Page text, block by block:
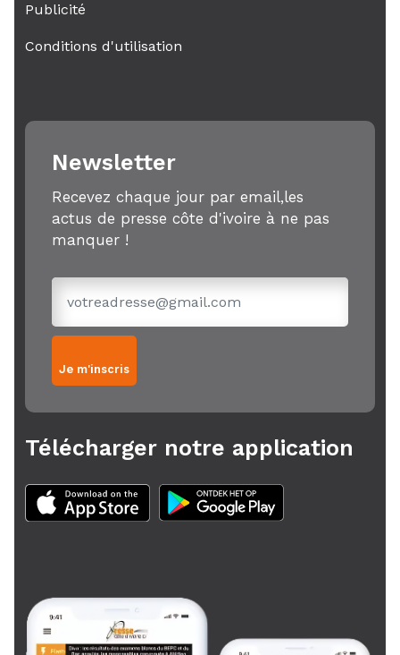
Publicité
Conditions d'utilisation
Newsletter
Recevez chaque jour par email,les
actus de presse côte d'ivoire à ne pas
manquer !
Je m'inscris
Télécharger notre application